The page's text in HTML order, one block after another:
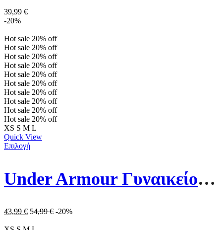
39,99 €
-20%
Hot sale 20% off
Hot sale 20% off
Hot sale 20% off
Hot sale 20% off
Hot sale 20% off
Hot sale 20% off
Hot sale 20% off
Hot sale 20% off
Hot sale 20% off
Hot sale 20% off
XS S M L
Quick View
Επιλογή
Under Armour Γυναικείο Κολάν 1383602-449 Πράσινο
43,99 € 54,99€ -20%